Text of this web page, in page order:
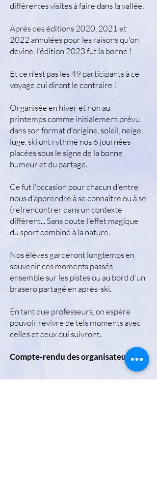
différentes visites à faire dans la vallée.
Après des éditions 2020, 2021 et
2022 annulées pour les raisons qu'on
devine, l'édition 2023 fut la bonne !
Et ce n'est pas les 49 participants à ce
voyage qui diront le contraire !
Organisée en hiver et non au
printemps comme initialement prévu
dans son format d'origine, soleil, neige,
luge, ski ont rythmé nos 6 journées
placées sous le signe de la bonne
humeur et du partage.
Ce fut l'occasion pour chacun d'entre
nous d'apprendre à se connaître ou à se
(re)rencontrer dans un contexte
différent... Sans doute l'effet magique
du sport combiné à la nature.
Nos élèves garderont longtemps en
souvenir ces moments passés
ensemble sur les pistes ou au bord d'un
brasero partagé en après-ski.
En tant que professeurs, on espère
pouvoir revivre de tels moments avec
celles et ceux qui suivront.
Compte-rendu des organisateurs.